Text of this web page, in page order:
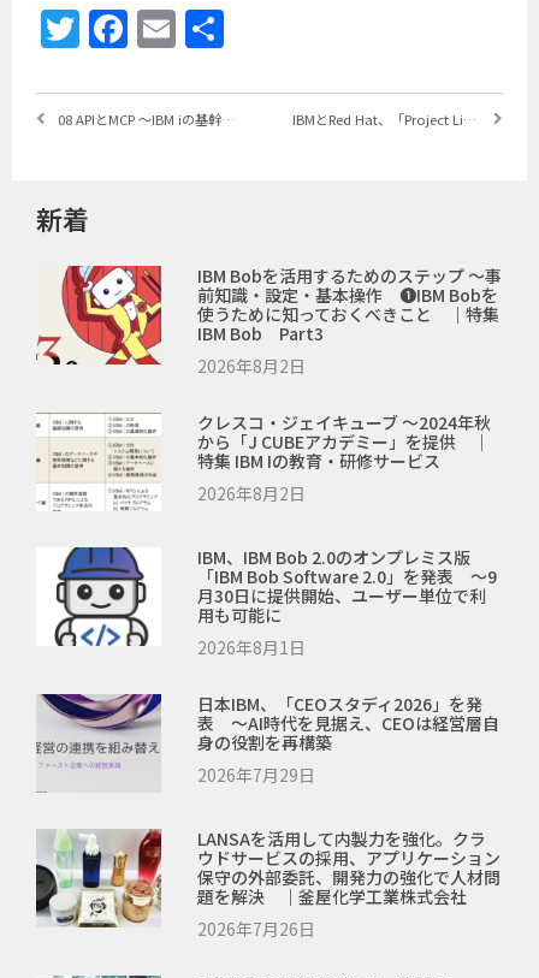
Twitter
Facebook
Email
08 APIとMCP ～IBM iの基幹データをAIで活用するためのデータ連携技術｜新・IBM i入門ガイド［コード生成AI編］基本用語 IBMとRed Hat、「Project Lightwell」を発表 ～AI時代におけるオープンソースの未来を再定義するため50億ドルを投資
新着
IBM Bobを活用するためのステップ ～事
前知識・設定・基本操作 ❶IBM Bobを
使うために知っておくべきこと ｜特集
IBM Bob Part3
2026年8月2日
クレスコ・ジェイキューブ ～2024年秋
から「J CUBEアカデミー」を提供 ｜
特集 IBM Iの教育・研修サービス
2026年8月2日
IBM、IBM Bob 2.0のオンプレミス版
「IBM Bob Software 2.0」を発表 ～9
月30日に提供開始、ユーザー単位で利
用も可能に
2026年8月1日
日本IBM、「CEOスタディ2026」を発
表 ～AI時代を見据え、CEOは経営層自
身の役割を再構築
2026年7月29日
LANSAを活用して内製力を強化。クラ
ウドサービスの採用、アプリケーション
保守の外部委託、開発力の強化で人材問
題を解決 ｜釜屋化学工業株式会社
2026年7月26日